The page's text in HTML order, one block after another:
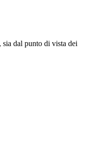
dal punto di vista dei